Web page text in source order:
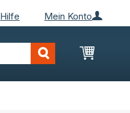
Mein Konto
Hilfe
Mein